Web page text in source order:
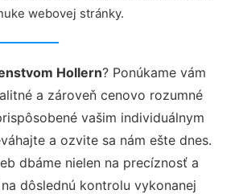
webovej stránky.
Hollern? Ponúkame vám
a zároveň cenovo rozumné
vašim individuálnym
a ozvite sa nám ešte dnes.
dbáme nielen na precíznosť a
dôslednú kontrolu vykonanej